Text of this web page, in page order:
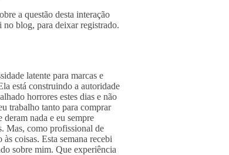
a questão desta interação
no blog, para deixar registrado.
latente para marcas e
está construindo a autoridade
horrores estes dias e não
trabalho tanto para comprar
nada e eu sempre
Mas, como profissional de
coisas. Esta semana recebi
sobre mim. Que experiência